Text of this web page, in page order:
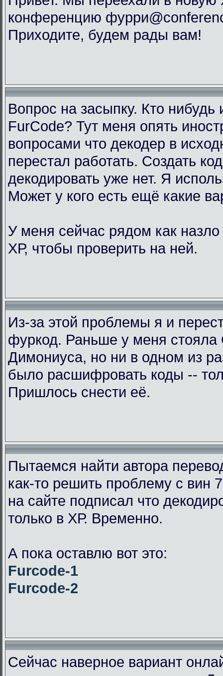
конференцию
Приходите, будем рады вам!
Вопрос на засыпку. Кто нибудь
FurCode? Тут меня опять
вопросами что декодер в
перестал работать. Создать
декодировать уже нет. Я
Может у кого есть ещё какие
У меня сейчас рядом как
ХР, чтобы проверить на ней.
Из-за этой проблемы я и
фуркод. Раньше у меня стояла
Димониуса, но ни в одном из
было расшифровать коды --
Пришлось снести её.
Пытаемся найти автора
как-то решить проблему с вин
на сайте подписал что
только в ХР. Временно.
А пока оставлю вот это:
Furcode-1
Furcode-2
Сейчас наверное вариант